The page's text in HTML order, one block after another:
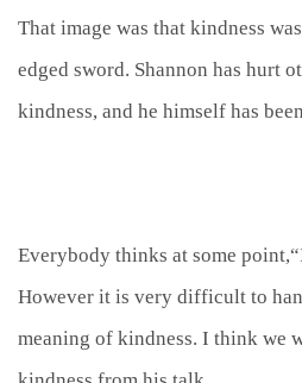
That image was that kindness
edged sword. Shannon has hurt
kindness, and he himself has
Everybody thinks at some
However it is very difficult to
meaning of kindness. I think we